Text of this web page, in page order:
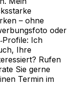
– ohne
oder
Ich
Ihre
Rufen
Sie gerne
Termin im